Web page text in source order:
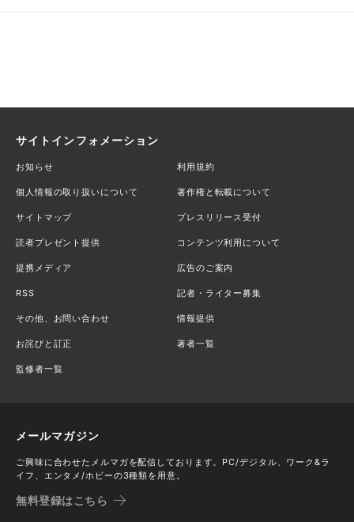
サイトインフォメーション
お知らせ 利用規約
個人情報の取り扱いについて 著作権と転載について
サイトマップ プレスリリース受付
読者プレゼント提供 コンテンツ利用について
提携メディア 広告のご案内
RSS 記者・ライター募集
その他、お問い合わせ 情報提供
お詫びと訂正 著者一覧
監修者一覧
メールマガジン
ご興味に合わせたメルマガを配信しております。PC/デジタル、ワーク&ラ
イフ、エンタメ/ホビーの3種類を用意。
無料登録はこちら